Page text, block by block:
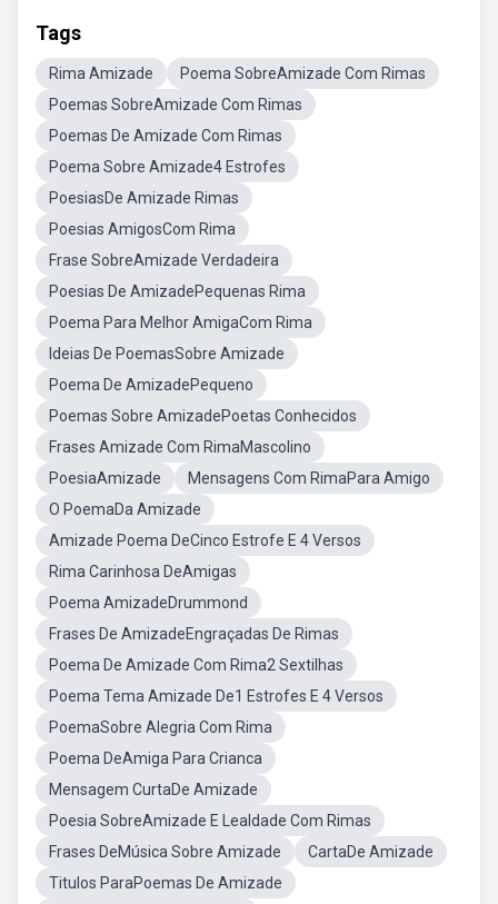
Tags
Rima Amizade
Poema SobreAmizade Com Rimas
Poemas SobreAmizade Com Rimas
Poemas De Amizade Com Rimas
Poema Sobre Amizade4 Estrofes
PoesiasDe Amizade Rimas
Poesias AmigosCom Rima
Frase SobreAmizade Verdadeira
Poesias De AmizadePequenas Rima
Poema Para Melhor AmigaCom Rima
Ideias De PoemasSobre Amizade
Poema De AmizadePequeno
Poemas Sobre AmizadePoetas Conhecidos
Frases Amizade Com RimaMascolino
PoesiaAmizade
Mensagens Com RimaPara Amigo
O PoemaDa Amizade
Amizade Poema DeCinco Estrofe E 4 Versos
Rima Carinhosa DeAmigas
Poema AmizadeDrummond
Frases De AmizadeEngraçadas De Rimas
Poema De Amizade Com Rima2 Sextilhas
Poema Tema Amizade De1 Estrofes E 4 Versos
PoemaSobre Alegria Com Rima
Poema DeAmiga Para Crianca
Mensagem CurtaDe Amizade
Poesia SobreAmizade E Lealdade Com Rimas
Frases DeMúsica Sobre Amizade
CartaDe Amizade
Titulos ParaPoemas De Amizade